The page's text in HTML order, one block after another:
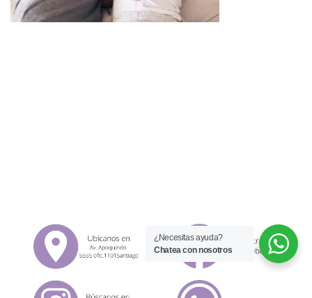
¿Necesitas ayuda?
Chatea con nosotros